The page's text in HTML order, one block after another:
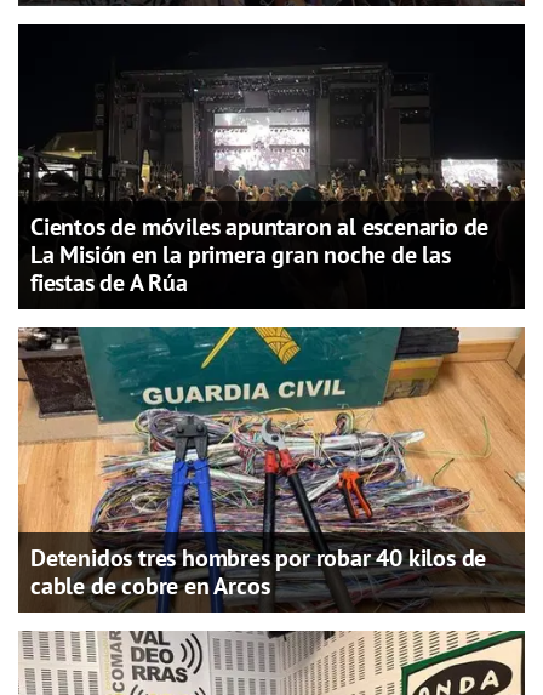
Cientos de móviles apuntaron al escenario de
La Misión en la primera gran noche de las
fiestas de A Rúa
Detenidos tres hombres por robar 40 kilos de
cable de cobre en Arcos